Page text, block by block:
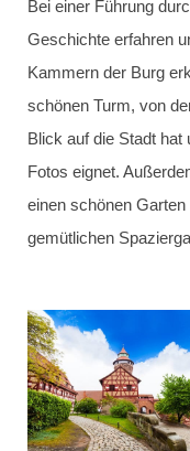
Bei einer Führung
Geschichte erfahren
Kammern der Burg
schönen Turm, von
Blick auf die Stadt hat
Fotos eignet.
einen schönen
gemütlichen